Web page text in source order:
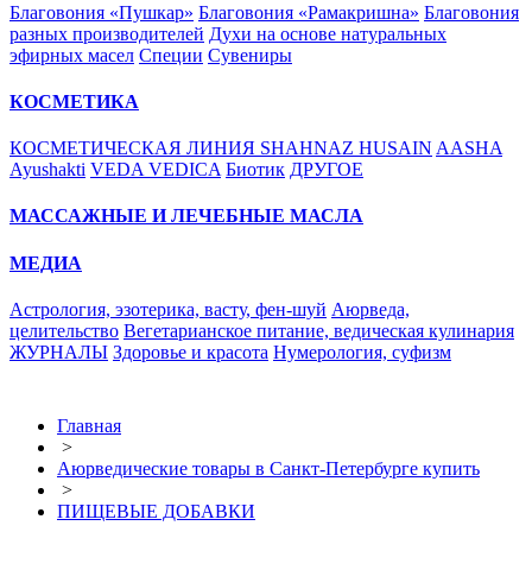
Благовония «Пушкар» Благовония «Рамакришна» Благовония
разных производителей Духи на основе натуральных
эфирных масел Специи Сувениры
КОСМЕТИКА
КОСМЕТИЧЕСКАЯ ЛИНИЯ SHAHNAZ HUSAIN AASHA
Ayushakti VEDA VEDICA Биотик ДРУГОЕ
МАССАЖНЫЕ И ЛЕЧЕБНЫЕ МАСЛА
МЕДИА
Астрология, эзотерика, васту, фен-шуй Аюрведа,
целительство Вегетарианское питание, ведическая кулинария
ЖУРНАЛЫ Здоровье и красота Нумерология, суфизм
Главная
>
Аюрведические товары в Санкт-Петербурге купить
>
ПИЩЕВЫЕ ДОБАВКИ